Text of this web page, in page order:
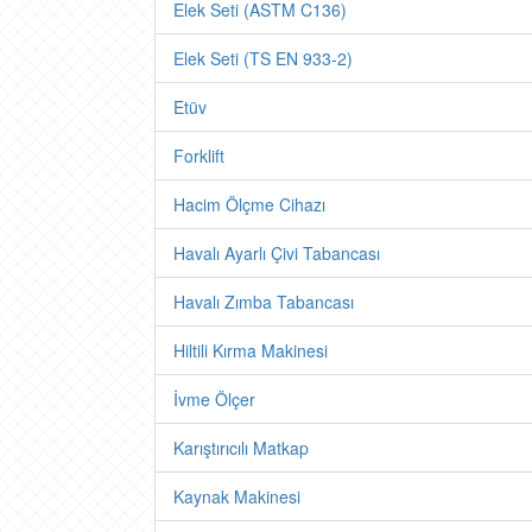
Elek Seti (ASTM C136)
Elek Seti (TS EN 933-2)
Etüv
Forklift
Hacim Ölçme Cihazı
Havalı Ayarlı Çivi Tabancası
Havalı Zımba Tabancası
Hiltili Kırma Makinesi
İvme Ölçer
Karıştırıcılı Matkap
Kaynak Makinesi